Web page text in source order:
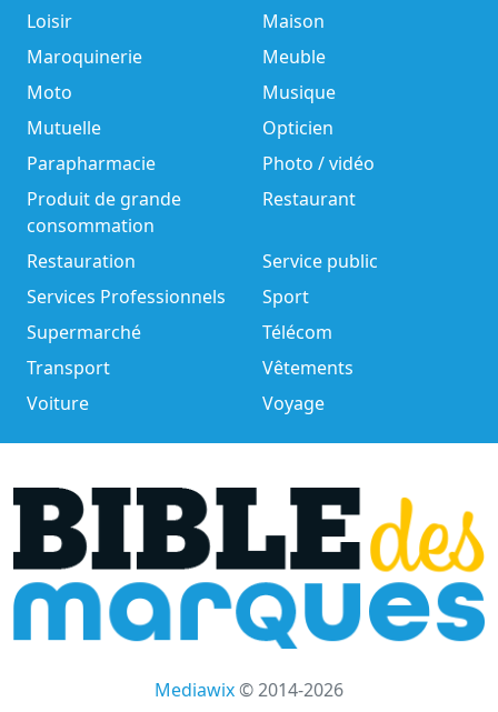
Loisir
Maison
Maroquinerie
Meuble
Moto
Musique
Mutuelle
Opticien
Parapharmacie
Photo / vidéo
Produit de grande
consommation
Restaurant
Restauration
Service public
Services Professionnels
Sport
Supermarché
Télécom
Transport
Vêtements
Voiture
Voyage
Mediawix© 2014-2026